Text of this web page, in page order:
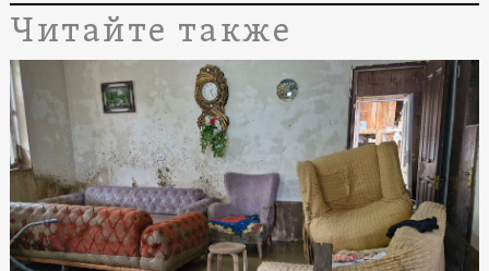
Читайте также